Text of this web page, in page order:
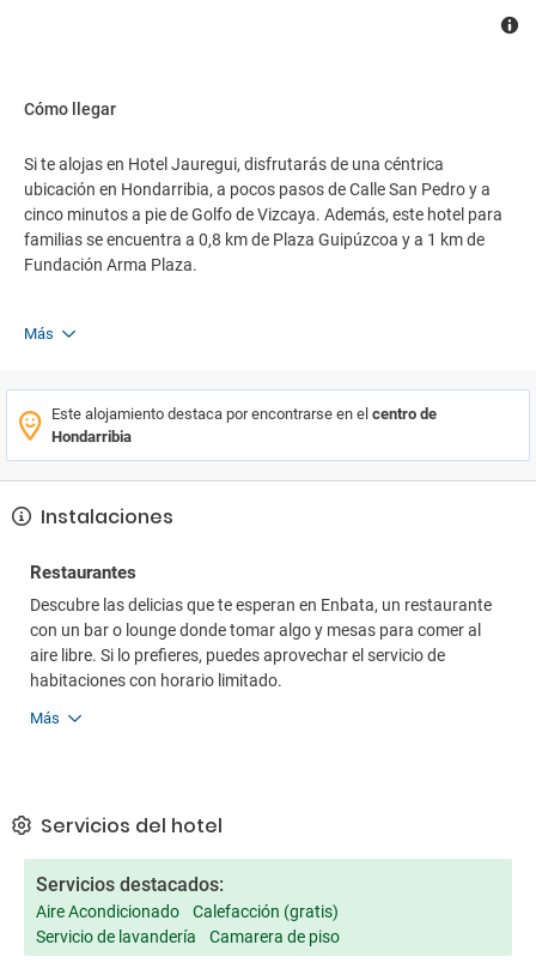
Cómo llegar
Si te alojas en Hotel Jauregui, disfrutarás de una céntrica
ubicación en Hondarribia, a pocos pasos de Calle San Pedro y a
cinco minutos a pie de Golfo de Vizcaya. Además, este hotel para
familias se encuentra a 0,8 km de Plaza Guipúzcoa y a 1 km de
Fundación Arma Plaza.
Más
Este alojamiento destaca por encontrarse en el centro de
Hondarribia
Instalaciones
Restaurantes
Descubre las delicias que te esperan en Enbata, un restaurante
con un bar o lounge donde tomar algo y mesas para comer al
aire libre. Si lo prefieres, puedes aprovechar el servicio de
habitaciones con horario limitado.
Más
Servicios del hotel
Servicios destacados:
Aire Acondicionado
Calefacción (gratis)
Servicio de lavandería
Camarera de piso